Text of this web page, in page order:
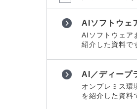
AIソフトウェ
AIソフトウェア
紹介した資料で
AI／ディープ
オンプレミス
を紹介した資料